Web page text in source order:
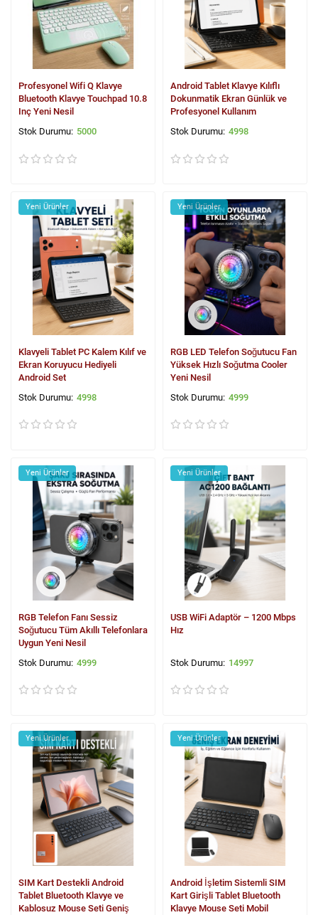
Profesyonel Wifi Q Klavye
Bluetooth Klavye Touchpad 10.8
Inç Yeni Nesil
5000
Android Tablet Klavye Kılıflı
Dokunmatik Ekran Günlük ve
Profesyonel Kullanım
4998
Yeni Ürünler
Klavyeli Tablet PC Kalem Kılıf ve
Ekran Koruyucu Hediyeli
Android Set
4998
Yeni Ürünler
RGB LED Telefon Soğutucu Fan
Yüksek Hızlı Soğutma Cooler
Yeni Nesil
4999
Yeni Ürünler
RGB Telefon Fanı Sessiz
Soğutucu Tüm Akıllı Telefonlara
Uygun Yeni Nesil
4999
Yeni Ürünler
USB WiFi Adaptör – 1200 Mbps
Hız
14997
Yeni Ürünler
SIM Kart Destekli Android
Tablet Bluetooth Klavye ve
Kablosuz Mouse Seti Geniş
Yeni Ürünler
Android İşletim Sistemli SIM
Kart Girişli Tablet Bluetooth
Klavye Mouse Seti Mobil